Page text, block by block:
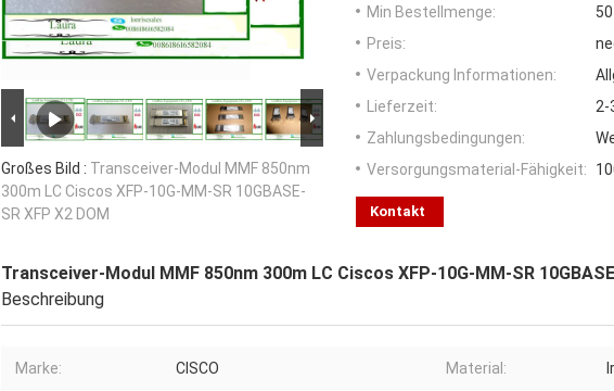
Großes Bild : Transceiver-Modul MMF 850nm
300m LC Ciscos XFP-10G-MM-SR 10GBASE-
SR XFP X2 DOM
Min Bestellmenge:
50
Preis:
Verpackung Informationen:
Lieferzeit:
2-
Zahlungsbedingungen:
Versorgungsmaterial-Fähigkeit:
Kontakt
Transceiver-Modul MMF 850nm 300m LC Ciscos XFP-10G-MM-SR
Beschreibung
Marke: CISCO Material: